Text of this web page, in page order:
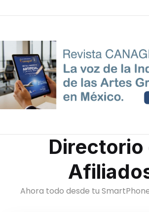
Directorio
Ahora todo desde tu